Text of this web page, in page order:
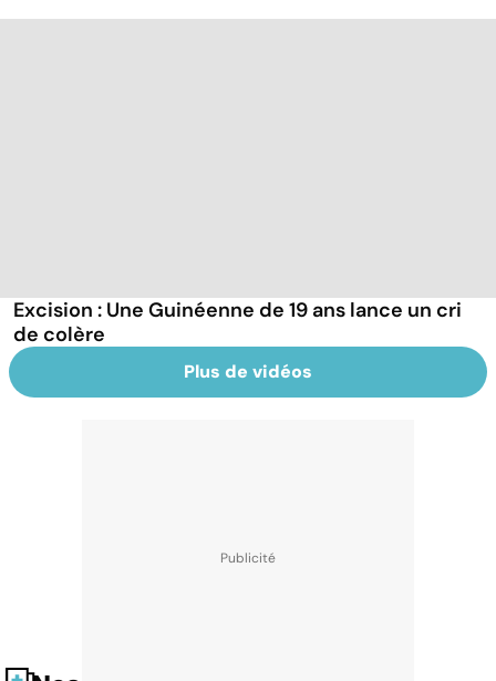
Excision : Une Guinéenne de 19 ans lance un cri
de colère
Plus de vidéos